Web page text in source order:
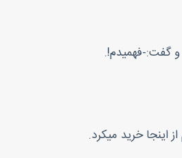
و گفت:-فهمیدم!.
اینجا خرید میکرد.